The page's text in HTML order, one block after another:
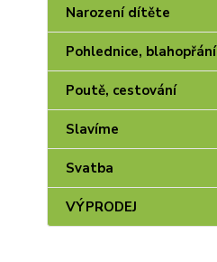
Narození dítěte
Pohlednice, blahopřání
Poutě, cestování
Slavíme
Svatba
VÝPRODEJ